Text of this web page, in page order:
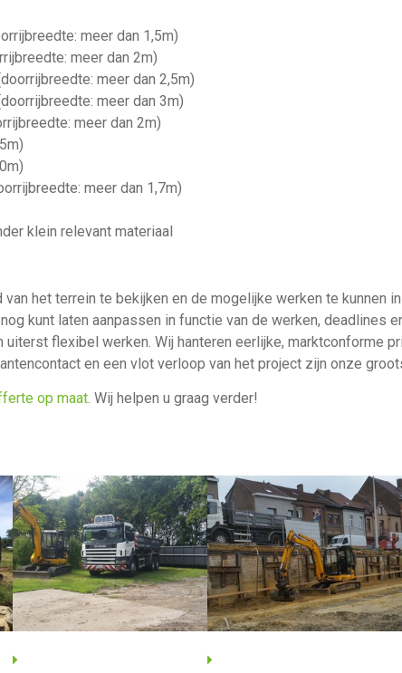
meer dan 1,5m)
meer dan 2m)
meer dan 2,5m)
meer dan 3m)
meer dan 2m)
meer dan 1,7m)
klein relevant materiaal
het terrein te bekijken en de mogelijke werken te kunnen
kunt laten aanpassen in functie van de werken, deadlines
flexibel werken. Wij hanteren eerlijke, marktconforme
en een vlot verloop van het project zijn onze
op maat. Wij helpen u graag verder!